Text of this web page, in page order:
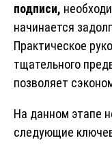
подписи,
начинается
Практическое
тщательного
позволяет
На данном этапе
следующие